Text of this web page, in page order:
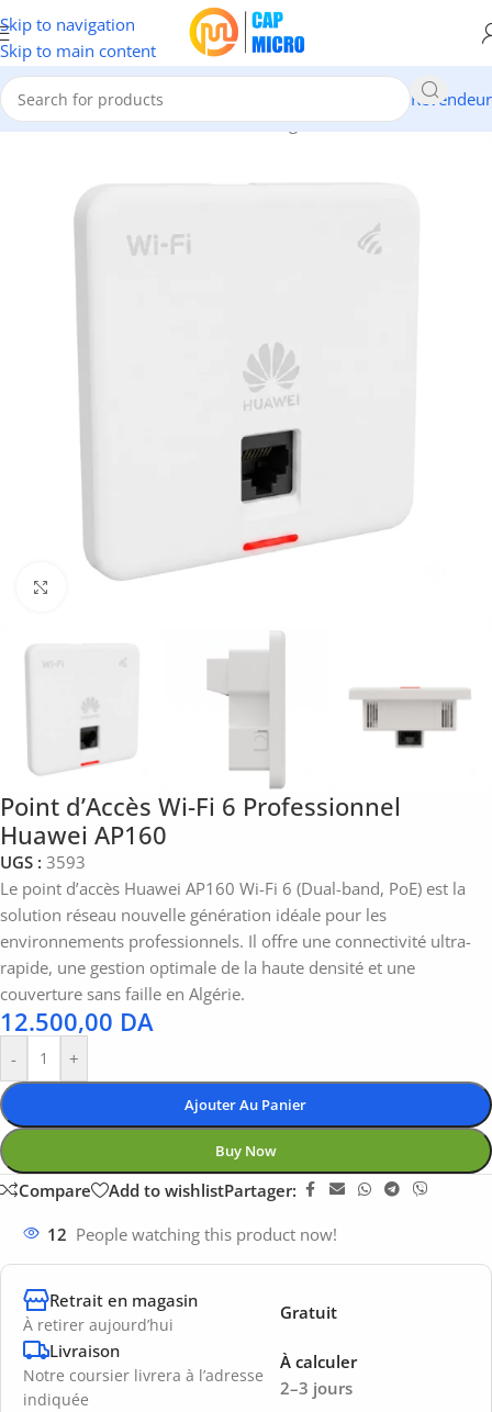
Skip to navigation
Skip to main content
Revendeur
Accueil/RESEAUX/Points d'accès & Range Extenders
Click to enlarge
Point d’Accès Wi-Fi 6 Professionnel
Huawei AP160
UGS : 3593
Le point d’accès Huawei AP160 Wi-Fi 6 (Dual-band, PoE) est la
solution réseau nouvelle génération idéale pour les
environnements professionnels. Il offre une connectivité ultra-
rapide, une gestion optimale de la haute densité et une
couverture sans faille en Algérie.
12.500,00 DA
- +
Ajouter Au Panier
Buy Now
Compare Add to wishlistPartager:
12 People watching this product now!
Retrait en magasin
À retirer aujourd’hui
Gratuit
Livraison
Notre coursier livrera à l’adresse
indiquée
2–3 jours
À calculer